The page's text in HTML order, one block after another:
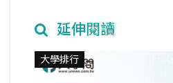
延伸閱讀
大學排行